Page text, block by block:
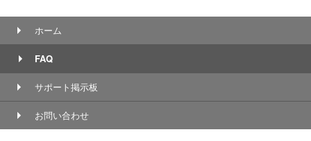
ホーム
FAQ
サポート掲示板
お問い合わせ